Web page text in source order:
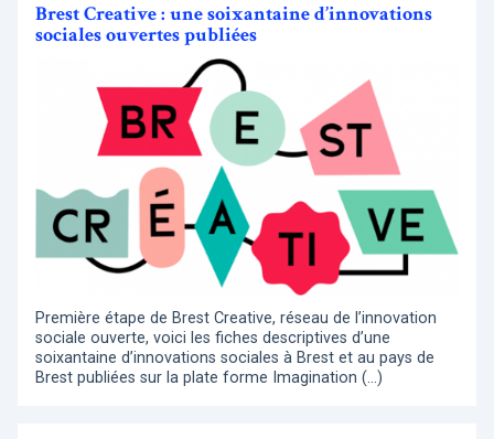
Brest Creative : une soixantaine d’innovations
sociales ouvertes publiées
Première étape de Brest Creative, réseau de l’innovation
sociale ouverte, voici les fiches descriptives d’une
soixantaine d’innovations sociales à Brest et au pays de
Brest publiées sur la plate forme Imagination (…)